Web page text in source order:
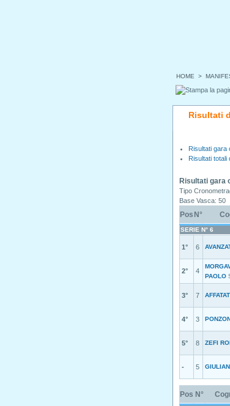
HOME >
Risultati
Risultati gara
Risultati totali
Risultati gara
Tipo
Base Vasca: 50
Pos N°
SERIE N° 6
1° 6
2° 4
PAOLO
3° 7
4° 3
5° 8 ZEFI
- 5
Pos N°